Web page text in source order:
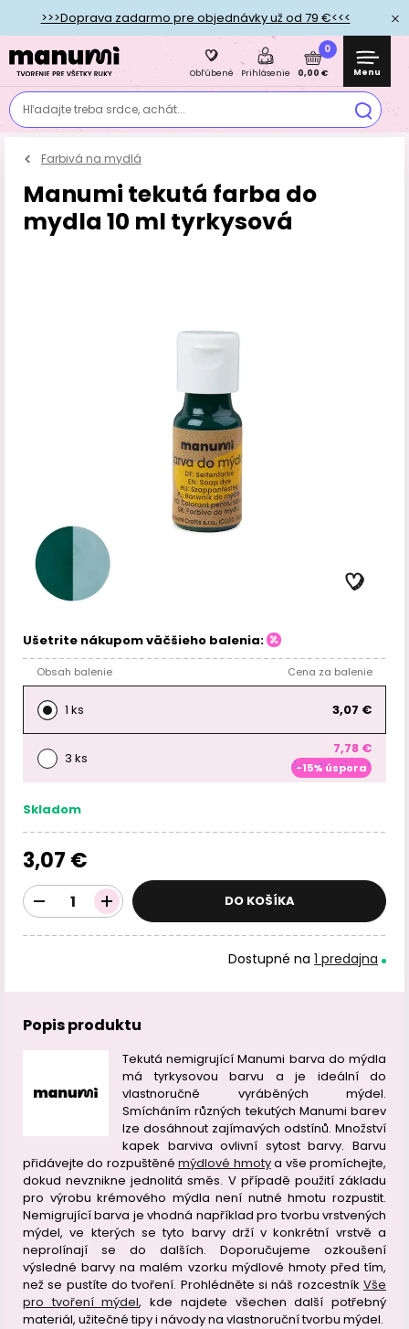
>>>Doprava zadarmo pre objednávky už od 79 €<<<
Hľadajte treba srdce, achát...
Obľúbené Prihlásenie
0
0,00 € Menu
Farbivá na mydlá
Manumi tekutá farba do
mydla 10 ml tyrkysová
Ušetrite nákupom väčšieho balenia:
Obsah balenie Cena za balenie
1 ks 3,07 €
3 ks
7,78 €
-15% úspora
Skladom
3,07 €
DO KOŠÍKA
Dostupné na 1 predajna
Popis produktu
Tekutá nemigrující Manumi barva do mýdla
má tyrkysovou barvu a je ideální do
vlastnoručně vyráběných mýdel.
Smícháním různých tekutých Manumi barev
lze dosáhnout zajímavých odstínů. Množství
kapek barviva ovlivní sytost barvy. Barvu
přidávejte do rozpuštěnémýdlové hmotya vše promíchejte,
dokud nevznikne jednolitá směs. V případě použití základu
pro výrobu krémového mýdla není nutné hmotu rozpustit.
Nemigrující barva je vhodná například pro tvorbu vrstvených
mýdel, ve kterých se tyto barvy drží v konkrétní vrstvě a
neprolínají se do dalších. Doporučujeme ozkoušení
výsledné barvy na malém vzorku mýdlové hmoty před tím,
než se pustíte do tvoření. Prohlédněte si náš rozcestník Vše
pro tvoření mýdel, kde najdete všechen další potřebný
materiál, užitečné tipy i návody na vlastnoruční tvorbu mýdel.